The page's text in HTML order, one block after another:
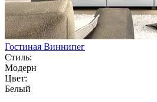
Гостиная Виннипег
Стиль:
Модерн
Цвет:
Белый